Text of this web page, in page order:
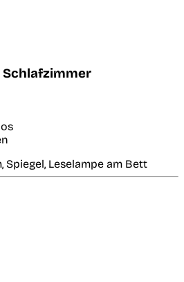
Spiegel, Leselampe am Bett